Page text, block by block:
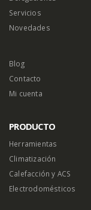
Delegaciones
Servicios
Blog
Contacto
Herramientas
Climatización
Calefacción y ACS